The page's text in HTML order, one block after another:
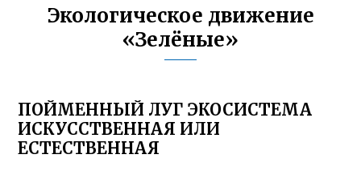
Экологическое движение
«Зелёные»
ПОЙМЕННЫЙ ЛУГ ЭКОСИСТЕМА
ИСКУССТВЕННАЯ ИЛИ
ЕСТЕСТВЕННАЯ